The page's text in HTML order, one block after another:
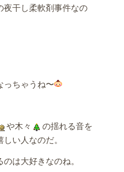
夜干し柔軟剤事件なの
っちゃうね〜
や木々
の揺れる音を
い人なのだ。
は大好きなのね。